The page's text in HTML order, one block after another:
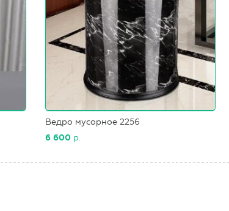
Ведро мусорное 2256
6 600 р.